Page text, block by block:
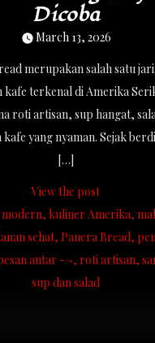
Dicoba
March 13, 2026
merupakan salah satu
kafe terkenal di Amerika
roti artisan, sup hangat,
kafe yang nyaman. Sejak
[…]
View the post
modern kuliner Amerika
sehat Panera Bread
antar --> roti artisan
sup dan salad